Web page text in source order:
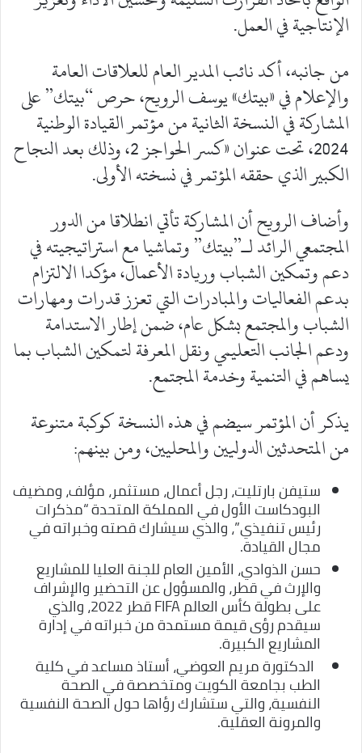
الإنتاجية في العمل.
من جانبه، أكد نائب المدير العام للعلاقات العامة
والإعلام في «بيتك» يوسف الرويح، حرص “بيتك” على
المشاركة في النسخة الثانية من مؤتمر القيادة الوطنية
2024، تحت عنوان «كسر الحواجز 2، وذلك بعد النجاح
الكبير الذي حققه المؤتمر في نسخته الأولى.
وأضاف الرويح أن المشاركة تأتي انطلاقا من الدور
المجتمعي الرائد لـ”بيتك” وتماشيا مع استراتيجيته في
دعم وتمكين الشباب وريادة الأعمال، مؤكدا الالتزام
بدعم الفعاليات والمبادرات التي تعزز قدرات ومهارات
الشباب والمجتمع بشكل عام، ضمن إطار الاستدامة
ودعم الجانب التعليمي ونقل المعرفة لتمكين الشباب بما
يساهم في التنمية وخدمة المجتمع.
يذكر أن المؤتمر سيضم في هذه النسخة كوكبة متنوعة
من المتحدثين الدوليين والمحليين، ومن بينهم:
ستيفن بارتليت، رجل أعمال، مستثمر، مؤلف، ومضيف
البودكاست الأول في المملكة المتحدة “مذكرات
رئيس تنفيذي”، والذي سيشارك قصته وخبراته في
مجال القيادة.
حسن الذوادي، الأمين العام للجنة العليا للمشاريع
والإرث في قطر، والمسؤول عن التحضير والإشراف
على بطولة كأس العالم FIFA قطر 2022، والذي
سيقدم رؤى قيمة مستمدة من خبراته في إدارة
المشاريع الكبيرة.
الدكتورة مريم العوضي، أستاذ مساعد في كلية
الطب بجامعة الكويت ومتخصصة في الصحة
النفسية، والتي ستشارك رؤاها حول الصحة النفسية
والمرونة العقلية.